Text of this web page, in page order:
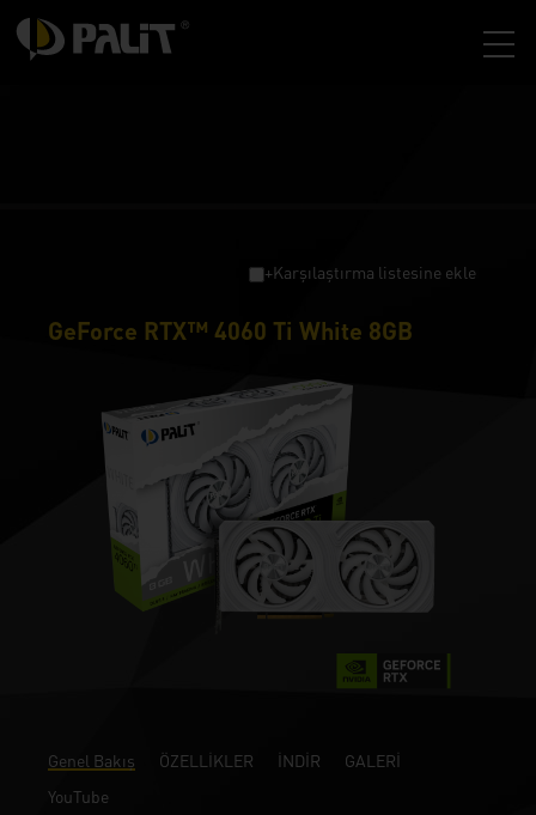
+Karşılaştırma listesine ekle
GeForce RTX™ 4060 Ti White 8GB
Genel Bakış ÖZELLİKLER İNDİR
GALERİ
YouTube